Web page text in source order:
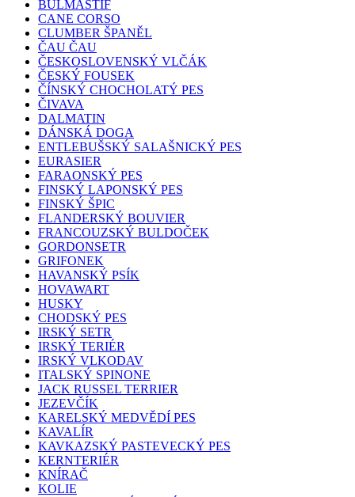
BULMASTIF
CANE CORSO
CLUMBER ŠPANĚL
ČAU ČAU
ČESKOSLOVENSKÝ VLČÁK
ČESKÝ FOUSEK
ČÍNSKÝ CHOCHOLATÝ PES
ČIVAVA
DALMATIN
DÁNSKÁ DOGA
ENTLEBUŠSKÝ SALAŠNICKÝ PES
EURASIER
FARAONSKÝ PES
FINSKÝ LAPONSKÝ PES
FINSKÝ ŠPIC
FLANDERSKÝ BOUVIER
FRANCOUZSKÝ BULDOČEK
GORDONSETR
GRIFONEK
HAVANSKÝ PSÍK
HOVAWART
HUSKY
CHODSKÝ PES
IRSKÝ SETR
IRSKÝ TERIÉR
IRSKÝ VLKODAV
ITALSKÝ SPINONE
JACK RUSSEL TERRIER
JEZEVČÍK
KARELSKÝ MEDVĚDÍ PES
KAVALÍR
KAVKAZSKÝ PASTEVECKÝ PES
KERNTERIÉR
KNÍRAČ
KOLIE